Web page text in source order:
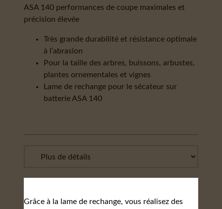
ASA 140 performances de coupe maximales et
précision élevée
Très grande durabilité et résistance optimale
à l’abrasion
Pour la taille des arbres, buissons, arbustes,
plantes ornementales et vignes
Lame de rechange pour le sécateur sur
batterie ASA 140
Grâce à la lame de rechange, vous réalisez des